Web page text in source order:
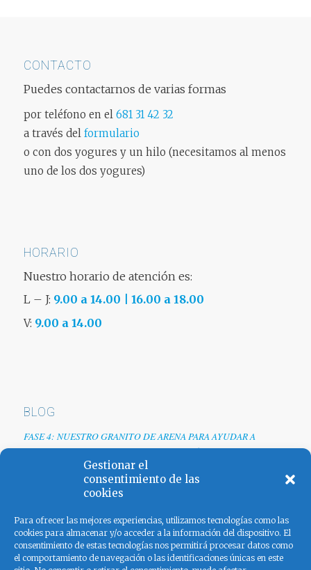
Gestionar el
consentimiento de las
cookies
Para ofrecer las mejores experiencias, utilizamos tecnologías como las
cookies para almacenar y/o acceder a la información del dispositivo. El
consentimiento de estas tecnologías nos permitirá procesar datos como
el comportamiento de navegación o las identificaciones únicas en este
CONTACTO
Puedes contactarnos de varias formas
por teléfono en el 681 31 42 32
a través del formulario
o con dos yogures y un hilo (necesitamos al menos
uno de los dos yogures)
HORARIO
Nuestro horario de atención es:
L – J: 9.00 a 14.00 | 16.00 a 18.00
V: 9.00 a 14.00
BLOG
FASE 4: NUESTRO GRANITO DE ARENA PARA AYUDAR A
EMPRESAS TRAS LA CRISIS DEL COVID-19
Renovamos web